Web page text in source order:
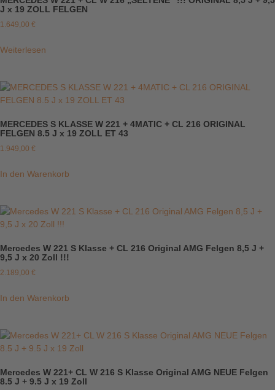
J x 19 ZOLL FELGEN
1.649,00 €
Weiterlesen
MERCEDES S KLASSE W 221 + 4MATIC + CL 216 ORIGINAL
FELGEN 8.5 J x 19 ZOLL ET 43
1.949,00 €
In den Warenkorb
Mercedes W 221 S Klasse + CL 216 Original AMG Felgen 8,5 J +
9,5 J x 20 Zoll !!!
2.189,00 €
In den Warenkorb
Mercedes W 221+ CL W 216 S Klasse Original AMG NEUE Felgen
8.5 J + 9.5 J x 19 Zoll